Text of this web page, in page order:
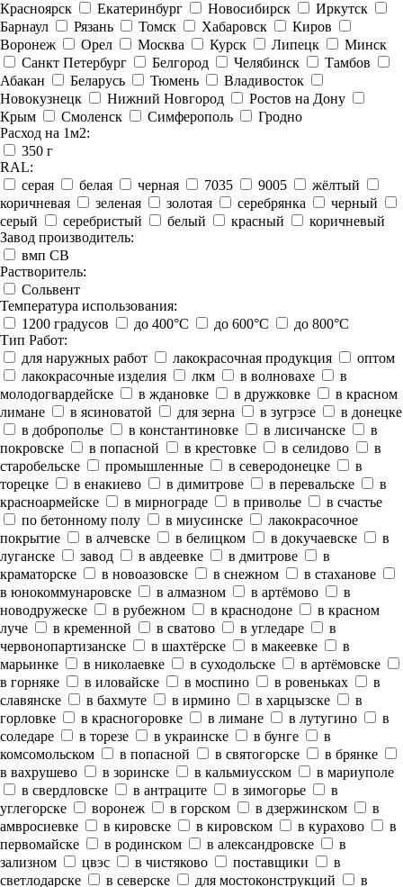
Красноярск
Екатеринбург Новосибирск
Иркутск
Барнаул
Рязань Томск Хабаровск
Киров
Воронеж
Орел Москва Курск Липецк
Минск
Санкт Петербург
Белгород Челябинск
Тамбов
Абакан
Беларусь Тюмень
Владивосток
Новокузнецк
Нижний Новгород
Ростов на Дону
Крым
Смоленск Симферополь
Гродно
Расход на 1м2:
350 г
RAL:
серая
белая черная 7035 9005
жёлтый
коричневая
зеленая золотая серебрянка
черный
серый
серебристый белый красный
коричневый
Завод производитель:
вмп СВ
Растворитель:
Сольвент
Температура использования:
1200 градусов
до 400°C до 600°C
до 800°C
Тип Работ:
для наружных работ
лакокрасочная продукция
оптом
лакокрасочные изделия
лкм в волновахе
в
молодогвардейске
в ждановке в дружковке
в красном
лимане
в ясиноватой для зерна в зугрэсе
в донецке
в доброполье
в константиновке в лисичанске
в
покровске
в попасной в крестовке в селидово
в
старобельске
промышленные в северодонецке
в
торецке
в енакиево в димитрове в перевальске
в
красноармейске
в мирнограде в приволье
в счастье
по бетонному полу
в миусинске
лакокрасочное
покрытие
в алчевске в белицком в докучаевске
в
луганске
завод в авдеевке в дмитрове
в
краматорске
в новоазовске в снежном
в стаханове
в юнокоммунаровске
в алмазном в артёмово
в
новодружеске
в рубежном в краснодоне
в красном
луче
в кременной в сватово в угледаре
в
червонопартизанске
в шахтёрске в макеевке
в
марьинке
в николаевке в суходольске
в артёмовске
в горняке
в иловайске в моспино в ровеньках
в
славянске
в бахмуте в ирмино в харцызске
в
горловке
в красногоровке в лимане в лутугино
в
соледаре
в торезе в украинске в бунге
в
комсомольском
в попасной в святогорске
в брянке
в вахрушево
в зоринске в кальмиусском
в мариуполе
в свердловске
в антраците в зимогорье
в
углегорске
воронеж в горском в дзержинском
в
амвросиевке
в кировске в кировском в курахово
в
первомайске
в родинском в александровске
в
зализном
цвэс в чистяково поставщики
в
светлодарске
в северске для мостоконструкций в